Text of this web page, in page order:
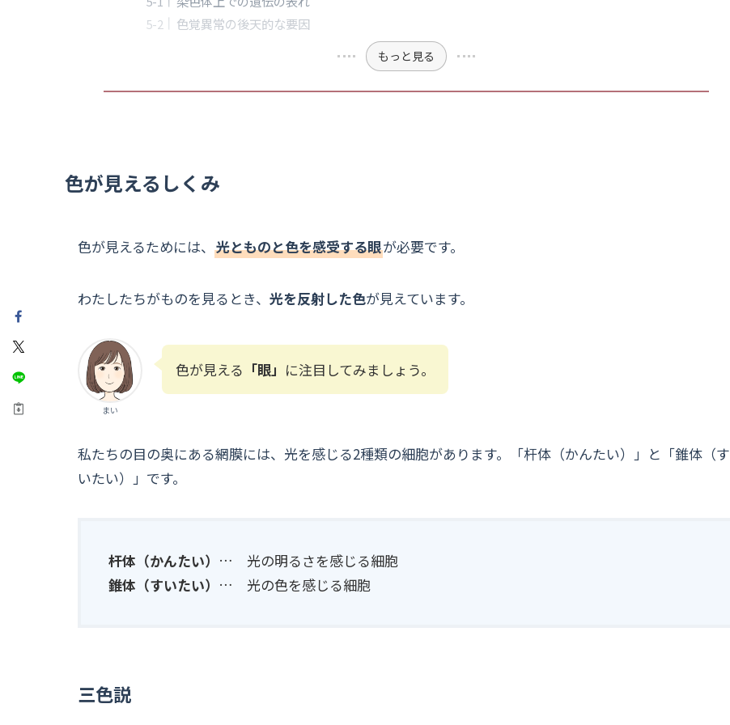
色覚異常の後天的な要因
もっと見る
色が見えるしくみ
色が見えるためには、 光とものと色を感受する眼が必要です。
わたしたちがものを見るとき、 光を反射した色が見えています。
まい
色が見える 「眼」 に注目してみましょう。
私たちの目の奥にある網膜には、光を感じる2種類の細胞があります。「杆体（かんたい）」と「錐体（す
いたい）」です。
杆体（かんたい） … 光の明るさを感じる細胞
錐体（すいたい） … 光の色を感じる細胞
三色説